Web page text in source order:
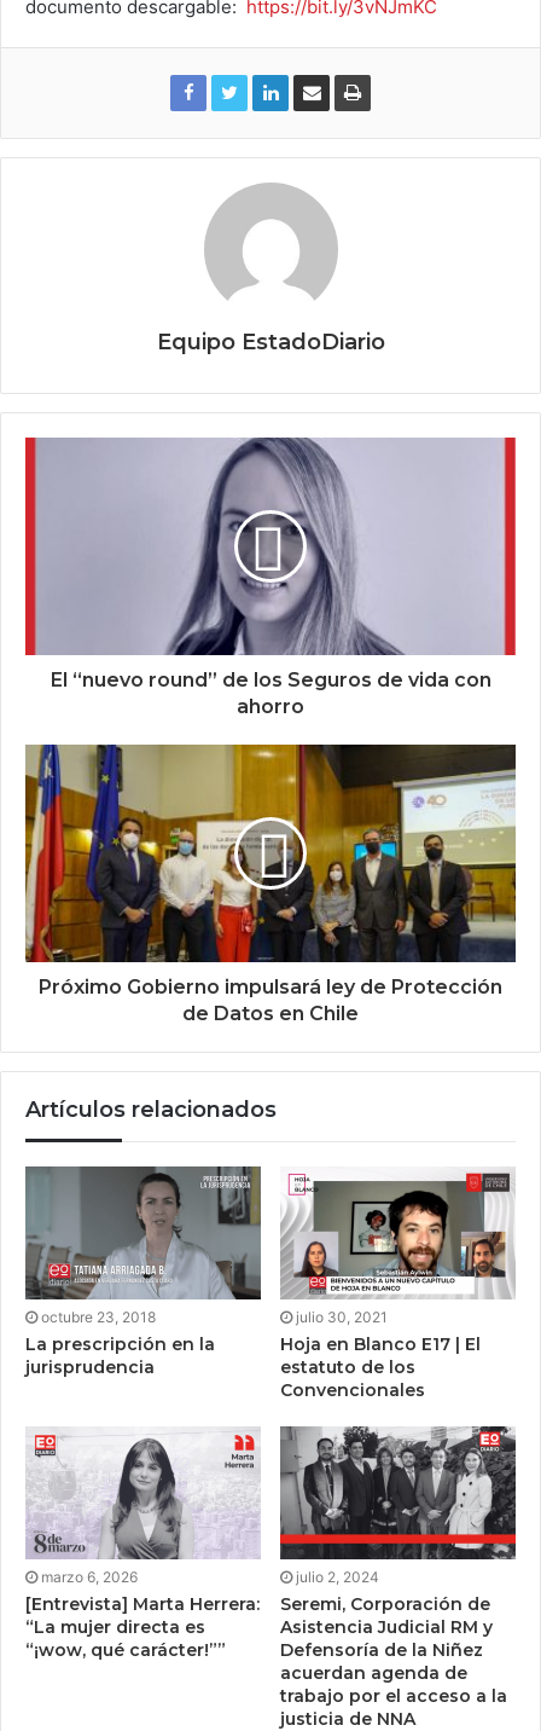
documento descargable: https://bit.ly/3vNJmKC
Equipo EstadoDiario
El “nuevo round” de los Seguros de vida con
ahorro
Próximo Gobierno impulsará ley de Protección
de Datos en Chile
Artículos relacionados
octubre 23, 2018
La prescripción en la
jurisprudencia
julio 30, 2021
Hoja en Blanco E17 | El
estatuto de los
Convencionales
marzo 6, 2026
[Entrevista] Marta Herrera:
“La mujer directa es
“¡wow, qué carácter!””
julio 2, 2024
Seremi, Corporación de
Asistencia Judicial RM y
Defensoría de la Niñez
acuerdan agenda de
trabajo por el acceso a la
justicia de NNA